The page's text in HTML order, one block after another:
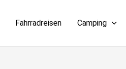
Fahrradreisen Camping